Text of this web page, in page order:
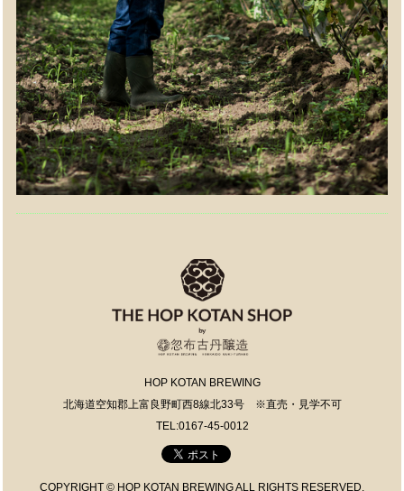
HOP KOTAN BREWING
北海道空知郡上富良野町西8線北33号 ※直売・見学不可
TEL:0167-45-0012
COPYRIGHT © HOP KOTAN BREWING ALL RIGHTS RESERVED.